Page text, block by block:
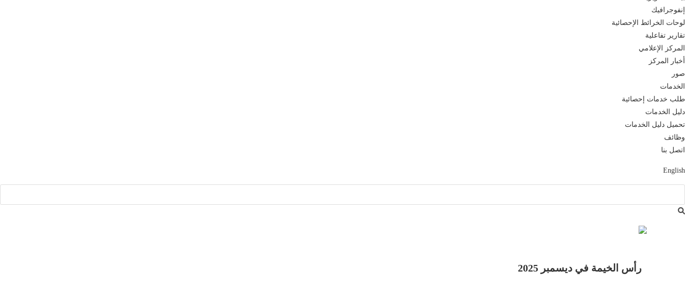
​​​​​​​​​​​​​​​​إنفوجرافيك​
​​لوحات الخرائط الإحصائية
تقارير تفاعلية
المركز الإعلامي
أخبار المركز
صور
الخدمات
طلب خدمات إحصائية
دليل الخدمات​​​​
تحميل دليل الخدمات
وظائف
اتصل بنا
English
رأس الخيمة في ديسمبر 2025